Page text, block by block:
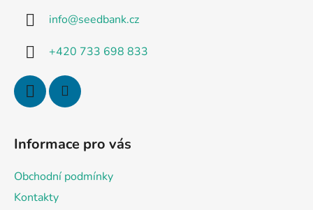
info@seedbank.cz
+420 733 698 833
Informace pro vás
Obchodní podmínky
Kontakty